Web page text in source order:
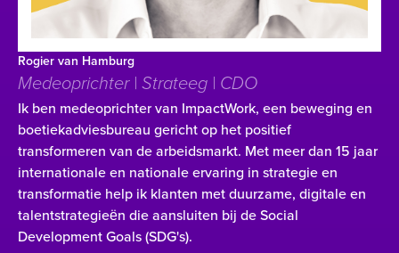
Rogier van Hamburg
Medeoprichter | Strateeg | CDO
Ik ben medeoprichter van ImpactWork, een beweging en
boetiekadviesbureau gericht op het positief
transformeren van de arbeidsmarkt. Met meer dan 15 jaar
internationale en nationale ervaring in strategie en
transformatie help ik klanten met duurzame, digitale en
talentstrategieën die aansluiten bij de Social
Development Goals (SDG's).